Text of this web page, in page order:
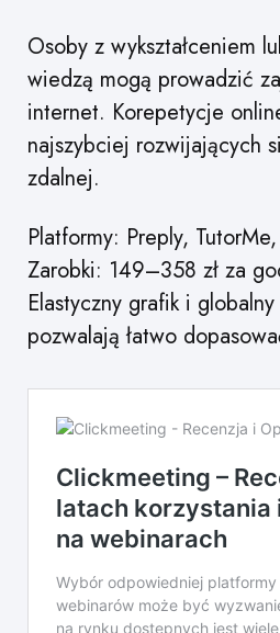
Osoby z wykształceniem
wiedzą mogą prowadzić
internet. Korepetycje
najszybciej rozwijających
zdalnej.
Platformy: Preply,
Zarobki: 149–358 zł za
Elastyczny grafik i
pozwalają łatwo